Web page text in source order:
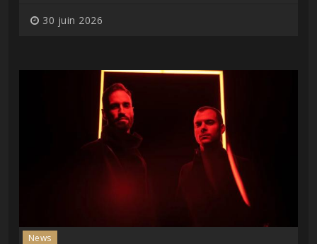
30 juin 2026
News